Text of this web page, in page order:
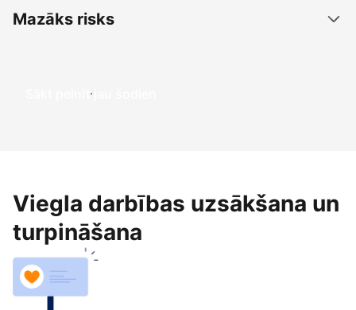
Mazāks risks
Sākt pelnīt jau šodien
Viegla darbības uzsākšana un
turpināšana